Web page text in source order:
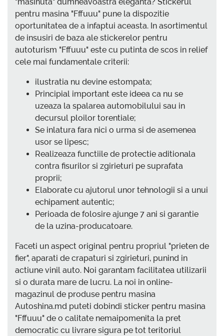
pentru masina "Fffuuu" pune la dispozitie
oportunitatea de a infaptui aceasta. In asortimentul
de insusiri de baza ale stickerelor pentru
autoturism "Fffuuu" este cu putinta de scos in relief
cele mai fundamentale criterii:
ilustratia nu devine estompata;
Principial important este ideea ca nu se
uzeaza la spalarea automobilului sau in
decursul ploilor torentiale;
Se inlatura fara nici o urma si de asemenea
usor se lipesc;
Realizeaza functiile de protectie aditionala
contra fisurilor si zgirieturi pe suprafata
proprii;
Elaborate cu ajutorul unor tehnologii si a unui
echipament autentic;
Perioada de folosire ajunge 7 ani si garantie
de la uzina-producatoare.
Faceti un aspect original pentru propriul "prieten de
fier", aparati de crapaturi si zgirieturi, punind in
actiune vinil auto. Noi garantam facilitatea utilizarii
si o durata mare de lucru. La noi in online-
magazinul de produse pentru masina
Autoshina.md puteti dobindi sticker pentru masina
"Fffuuu" de o calitate nemaipomenita la pret
democratic cu livrare sigura pe tot teritoriul